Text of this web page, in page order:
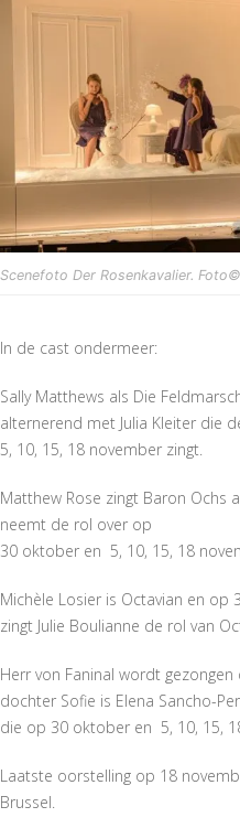
Scenefoto Der Rosenkavalier.
In de cast ondermeer:
Sally Matthews als Die
alternerend met Julia Kleiter die
5, 10, 15, 18 november zingt.
Matthew Rose zingt Baron Ochs
neemt de rol over op
30 oktober en 5, 10, 15, 18
Michèle Losier is Octavian en op
zingt Julie Boulianne de rol van
Herr von Faninal wordt
dochter Sofie is Elena Sancho-
die op 30 oktober en 5, 10, 15,
Laatste oorstelling op 18
Brussel.